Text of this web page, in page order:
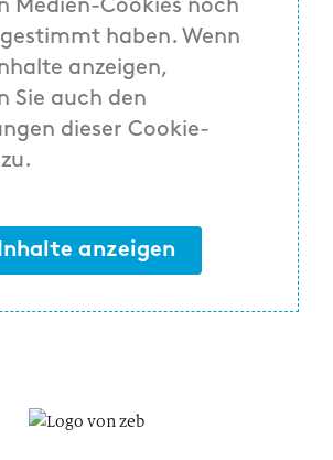
Medien-Cookies noch
haben. Wenn
anzeigen,
Sie auch den
dieser Cookie-
anzeigen